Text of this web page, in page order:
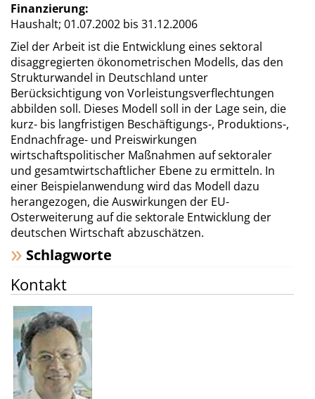
Finanzierung:
Haushalt; 01.07.2002 bis 31.12.2006
Ziel der Arbeit ist die Entwicklung eines sektoral
disaggregierten ökonometrischen Modells, das den
Strukturwandel in Deutschland unter
Berücksichtigung von Vorleistungsverflechtungen
abbilden soll. Dieses Modell soll in der Lage sein, die
kurz- bis langfristigen Beschäftigungs-, Produktions-,
Endnachfrage- und Preiswirkungen
wirtschaftspolitischer Maßnahmen auf sektoraler
und gesamtwirtschaftlicher Ebene zu ermitteln. In
einer Beispielanwendung wird das Modell dazu
herangezogen, die Auswirkungen der EU-
Osterweiterung auf die sektorale Entwicklung der
deutschen Wirtschaft abzuschätzen.
Schlagworte
Kontakt